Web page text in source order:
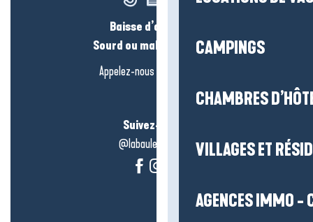
CAMPINGS
CHAMBRES
VILLAGES ET
AGENCES IMMO -
Baisse d’audition ?
Sourd ou malentendant ?
Appelez-nous en
Suivez-nous !
@labauleguérande